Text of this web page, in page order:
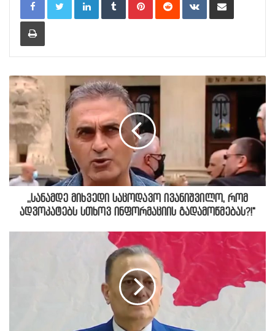
Print
,,სანამდე მიხვედი საცოდავო ივანიშვილო, რომ
ადვოკატებს სთხოვ ინფორმაციის გადამოწმებას?!"